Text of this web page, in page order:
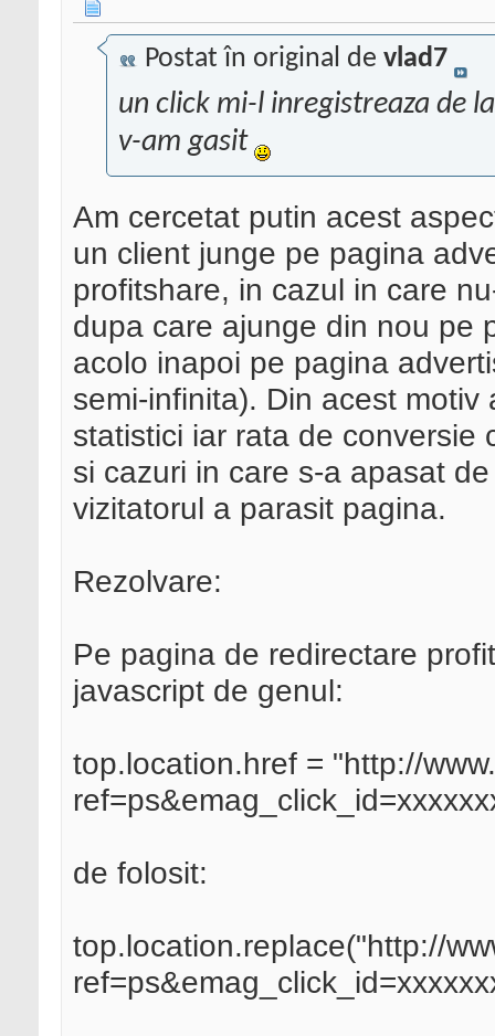
Postat în original de vlad7
un click mi-l inregistreaza de
v-am gasit
Am cercetat putin acest
un client junge pe pagina
profitshare, in cazul in care
dupa care ajunge din nou pe
acolo inapoi pe pagina
semi-infinita). Din acest
statistici iar rata de conversie
si cazuri in care s-a apasat
vizitatorul a parasit pagina.
Rezolvare:
Pe pagina de redirectare
javascript de genul:
top.location.href = "http://
de folosit:
top.location.replace("http://